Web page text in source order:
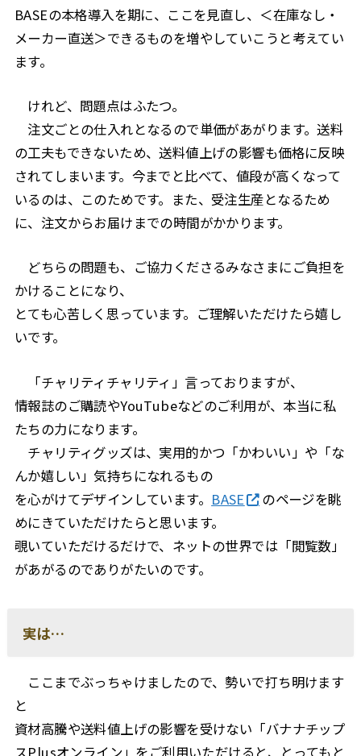
BASEの本格導入を期に、ここを見直し、＜在庫なし・
メーカー直送＞できるものを増やしていこうと考えてい
ます。
けれど、問題点はふたつ。
注文ごとの仕入れとなるので単価があがります。送料
の工夫もできないため、送料値上げの影響も価格に反映
されてしまいます。今までと比べて、値段が高くなって
いるのは、このためです。また、受注生産となるため
に、注文からお届けまでの時間がかかります。
どちらの問題も、ご協力くださるみなさまにご負担を
かけることになり、
とても心苦しく思っています。ご理解いただけたら嬉し
いです。
「チャリティチャリティ」言っておりますが、
情報誌のご購読やYouTubeなどのご利用が、本当に私
たちの力になります。
チャリティグッズは、実用的かつ「かわいい」や「な
んか嬉しい」気持ちになれるもの
を心がけてデザインしています。 BASE
のページを眺
めにきていただけたらと思います。
覗いていただけるだけで、ネットの世界では「閲覧数」
があがるのでありがたいのです。
実は…
ここまでぶっちゃけましたので、勢いで打ち明けます
と
資材高騰や送料値上げの影響を受けない「バナナチップ